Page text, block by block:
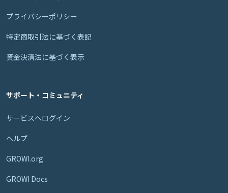
プライバシーポリシー
特定商取引法に基づく表記
資金決済法に基づく表示
サポート・コミュニティ
サービスへログイン
ヘルプ
GROWI.org
GROWI Docs